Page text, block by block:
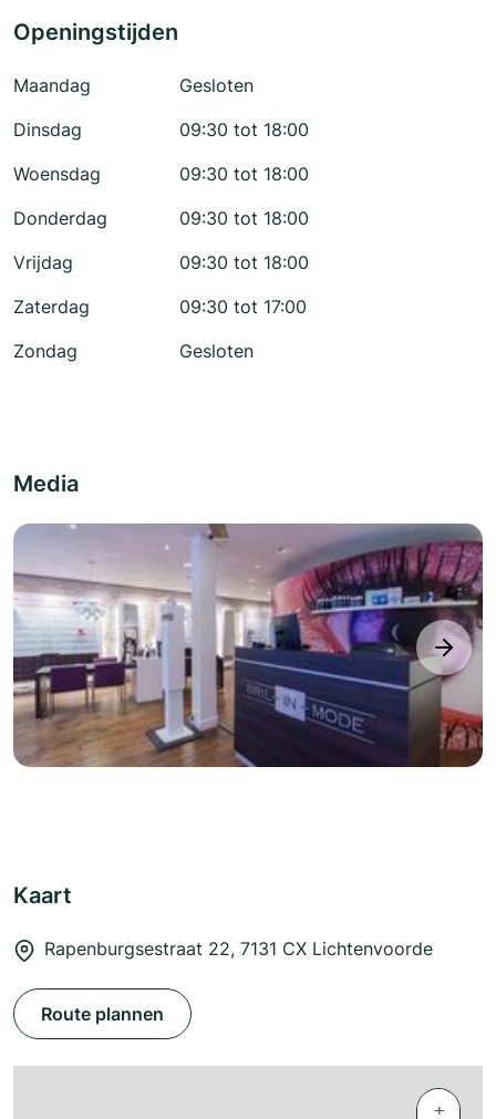
Openingstijden
Maandag
Gesloten
Dinsdag
09:30 tot 18:00
Woensdag
09:30 tot 18:00
Donderdag
09:30 tot 18:00
Vrijdag
09:30 tot 18:00
Zaterdag
09:30 tot 17:00
Zondag
Gesloten
Media
next
Kaart
Rapenburgsestraat 22, 7131 CX Lichtenvoorde
Route plannen
+